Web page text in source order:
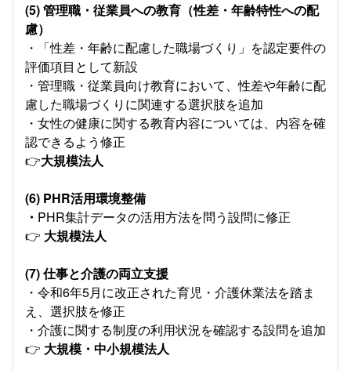
(5) 管理職・従業員への教育（性差・年齢特性への配
慮）
・「性差・年齢に配慮した職場づくり」を認定要件の
評価項目として新設
・管理職・従業員向け教育において、性差や年齢に配
慮した職場づくりに関連する選択肢を追加
・女性の健康に関する教育内容については、内容を確
認できるよう修正
👉大規模法人
(6) PHR活用環境整備
・ PHR集計データの活用方法を問う設問に修正
👉 大規模法人
(7) 仕事と介護の両立支援
・令和6年5月に改正された育児・介護休業法を踏ま
え、選択肢を修正
・介護に関する制度の利用状況を確認する設問を追加
👉 大規模・中小規模法人